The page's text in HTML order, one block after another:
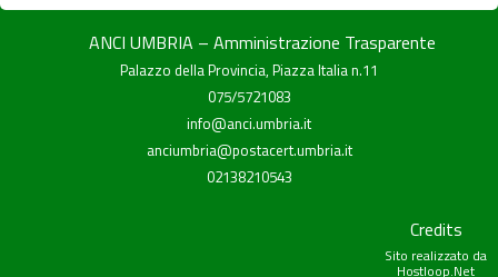
ANCI UMBRIA – Amministrazione Trasparente
Palazzo della Provincia, Piazza Italia n.11
075/5721083
info@anci.umbria.it
anciumbria@postacert.umbria.it
02138210543
Credits
Sito realizzato da
Hostloop.Net